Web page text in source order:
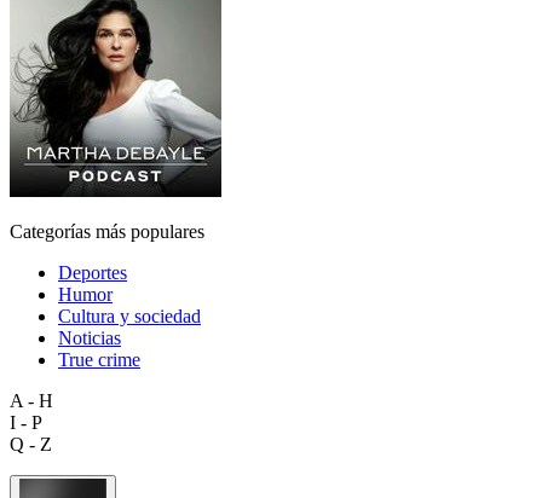
Categorías más populares
Deportes
Humor
Cultura y sociedad
Noticias
True crime
A - H
I - P
Q - Z